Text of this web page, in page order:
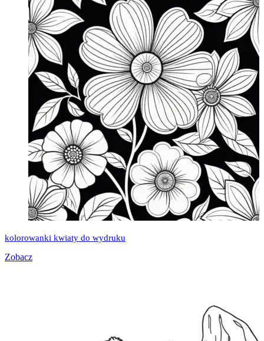
kolorowanki kwiaty do wydruku
Zobacz